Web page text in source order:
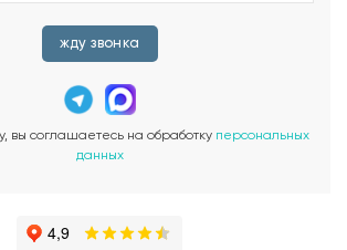
жду звонка
вы соглашаетесь на обработку персональных
данных